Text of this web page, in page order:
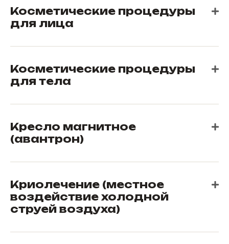
Косметические процедуры
для лица
Косметические процедуры
для тела
Кресло магнитное
(авантрон)
Криолечение (местное
воздействие холодной
струей воздуха)